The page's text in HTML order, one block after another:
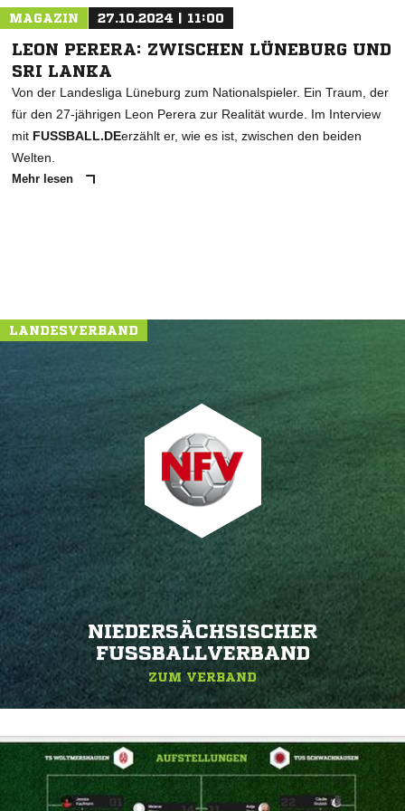
MAGAZIN 27.10.2024 | 11:00
LEON PERERA: ZWISCHEN LÜNEBURG UND
SRI LANKA
Von der Landesliga Lüneburg zum Nationalspieler. Ein Traum, der
für den 27-jährigen Leon Perera zur Realität wurde. Im Interview
mit FUSSBALL.DEerzählt er, wie es ist, zwischen den beiden
Welten.
Mehr lesen
LANDESVERBAND
NIEDERSÄCHSISCHER
FUSSBALLVERBAND
ZUM VERBAND